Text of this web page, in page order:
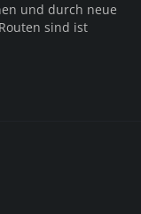
und durch neue
sind ist